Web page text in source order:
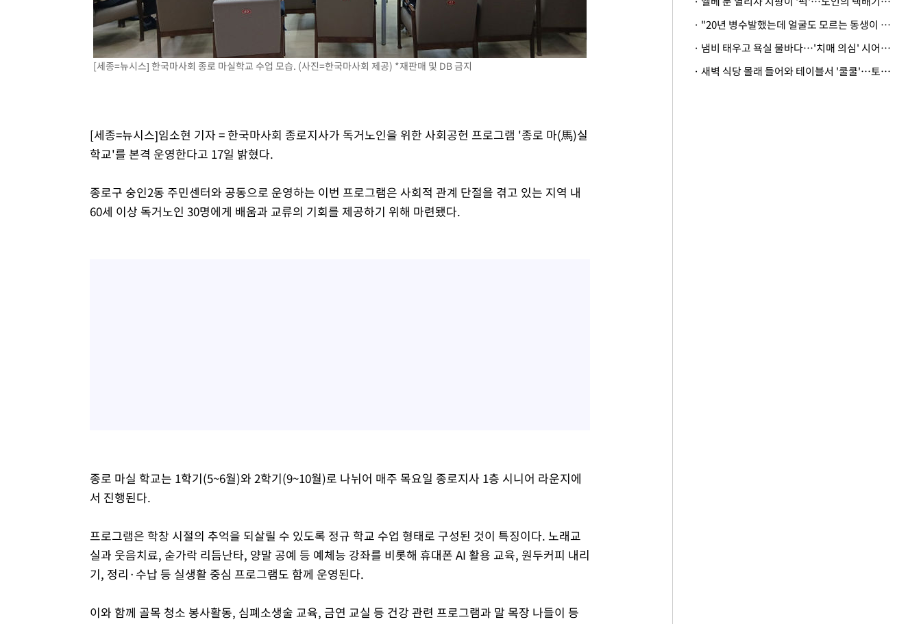
[세종=뉴시스] 한국마사회 종로 마실학교 수업 모습. (사진=한국마사회 제공) *재판매 및 DB 금지
[세종=뉴시스]임소현 기자 = 한국마사회 종로지사가 독거노인을 위한 사회공헌 프로그램 '종로 마(馬)실
학교'를 본격 운영한다고 17일 밝혔다.
종로구 숭인2동 주민센터와 공동으로 운영하는 이번 프로그램은 사회적 관계 단절을 겪고 있는 지역 내
60세 이상 독거노인 30명에게 배움과 교류의 기회를 제공하기 위해 마련됐다.
종로 마실 학교는 1학기(5~6월)와 2학기(9~10월)로 나뉘어 매주 목요일 종로지사 1층 시니어 라운지에
서 진행된다.
프로그램은 학창 시절의 추억을 되살릴 수 있도록 정규 학교 수업 형태로 구성된 것이 특징이다. 노래교
실과 웃음치료, 숟가락 리듬난타, 양말 공예 등 예체능 강좌를 비롯해 휴대폰 AI 활용 교육, 원두커피 내리
기, 정리·수납 등 실생활 중심 프로그램도 함께 운영된다.
이와 함께 골목 청소 봉사활동, 심폐소생술 교육, 금연 교실 등 건강 관련 프로그램과 말 목장 나들이 등
· "20년 병수발했는데 얼굴도 모르는 동생이 유산 절반을"…배다른 형제 상속권 있을까
· 냄비 태우고 욕실 물바다…'치매 의심' 시어머니 검사 권유했다가 '날벼락'
· 새벽 식당 몰래 들어와 테이블서 '쿨쿨'…토사물 남기고 사라진 남성